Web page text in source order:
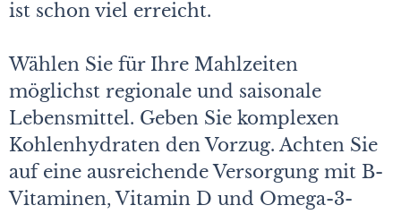
ist schon viel erreicht.
Wählen Sie für Ihre Mahlzeiten
möglichst regionale und saisonale
Lebensmittel. Geben Sie komplexen
Kohlenhydraten den Vorzug. Achten Sie
auf eine ausreichende Versorgung mit B-
Vitaminen, Vitamin D und Omega-3-